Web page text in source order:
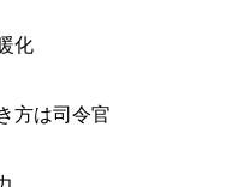
化
方は司令官